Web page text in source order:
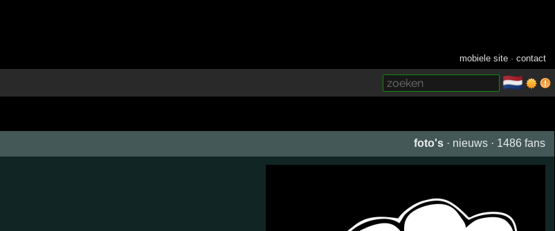
mobiele site ·contact
🇳🇱
foto's · nieuws · 1486 fans